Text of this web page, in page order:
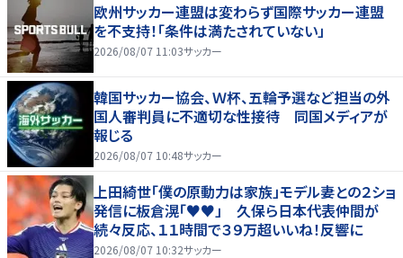
欧州サッカー連盟は変わらず国際サッカー連盟
を不支持！「条件は満たされていない」
2026/08/07 11:03サッカー
韓国サッカー協会、Ｗ杯、五輪予選など担当の外
国人審判員に不適切な性接待 同国メディアが
報じる
2026/08/07 10:48サッカー
上田綺世「僕の原動力は家族」モデル妻との２ショ
発信に板倉滉「♥♥」 久保ら日本代表仲間が
続々反応、１１時間で３９万超いいね！反響に
2026/08/07 10:32サッカー